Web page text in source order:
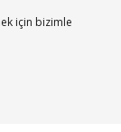
için bizimle